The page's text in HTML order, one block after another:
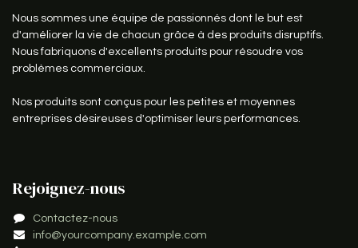
Nous sommes une équipe de passionnés dont le but est
d'améliorer la vie de chacun grâce à des produits disruptifs.
Nous fabriquons d'excellents produits pour résoudre vos
problèmes commerciaux.
Nos produits sont conçus pour les petites et moyennes
entreprises désireuses d'optimiser leurs performances.
Rejoignez-nous
Contactez-nous
info@yourcompany.example.com